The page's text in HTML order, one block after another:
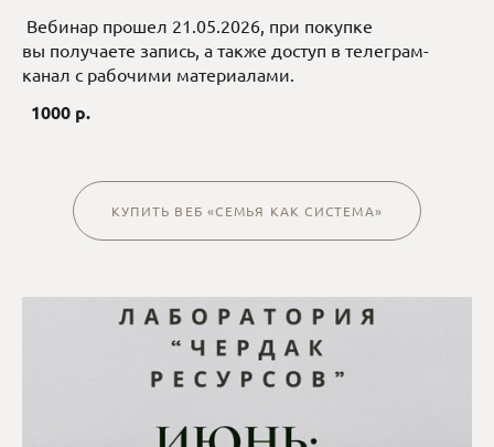
Вебинар прошел 21.05.2026, при покупке
вы получаете запись, а также доступ в телеграм-
канал с рабочими материалами.
1000 р.
КУПИТЬ ВЕБ «СЕМЬЯ КАК СИСТЕМА»